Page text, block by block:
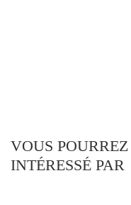
VOUS
INTÉRESSÉ PAR